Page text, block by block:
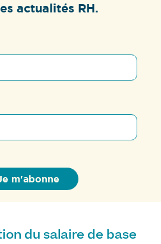
actualités RH.
du salaire de base